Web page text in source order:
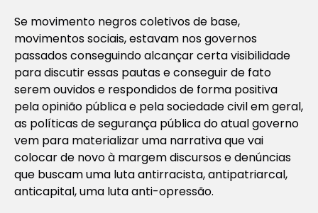
Se movimento negros coletivos de base,
movimentos sociais, estavam nos governos
passados conseguindo alcançar certa visibilidade
para discutir essas pautas e conseguir de fato
serem ouvidos e respondidos de forma positiva
pela opinião pública e pela sociedade civil em geral,
as políticas de segurança pública do atual governo
vem para materializar uma narrativa que vai
colocar de novo à margem discursos e denúncias
que buscam uma luta antirracista, antipatriarcal,
anticapital, uma luta anti-opressão.